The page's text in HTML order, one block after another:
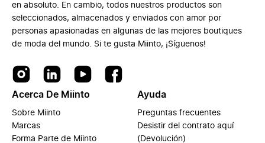
en absoluto. En cambio, todos nuestros productos son
seleccionados, almacenados y enviados con amor por
personas apasionadas en algunas de las mejores boutiques
de moda del mundo. Si te gusta Miinto, ¡Síguenos!
Acerca De Miinto
Sobre Miinto
Marcas
Forma Parte de Miinto
Ayuda
Preguntas frecuentes
Desistir del contrato aquí
(Devolución)